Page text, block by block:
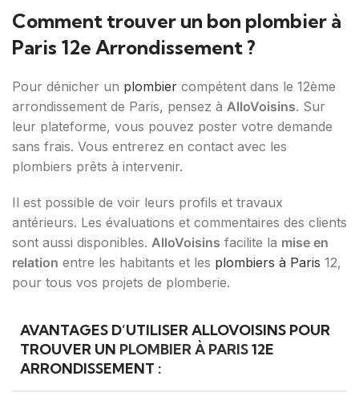
Comment trouver un bon plombier à
Paris 12e Arrondissement ?
Pour dénicher un plombier compétent dans le 12ème
arrondissement de Paris, pensez à AlloVoisins. Sur
leur plateforme, vous pouvez poster votre demande
sans frais. Vous entrerez en contact avec les
plombiers prêts à intervenir.
Il est possible de voir leurs profils et travaux
antérieurs. Les évaluations et commentaires des clients
sont aussi disponibles. AlloVoisins facilite la mise en
relation entre les habitants et les plombiers à Paris 12,
pour tous vos projets de plomberie.
AVANTAGES D’UTILISER ALLOVOISINS POUR
TROUVER UN PLOMBIER À PARIS12E
ARRONDISSEMENT :